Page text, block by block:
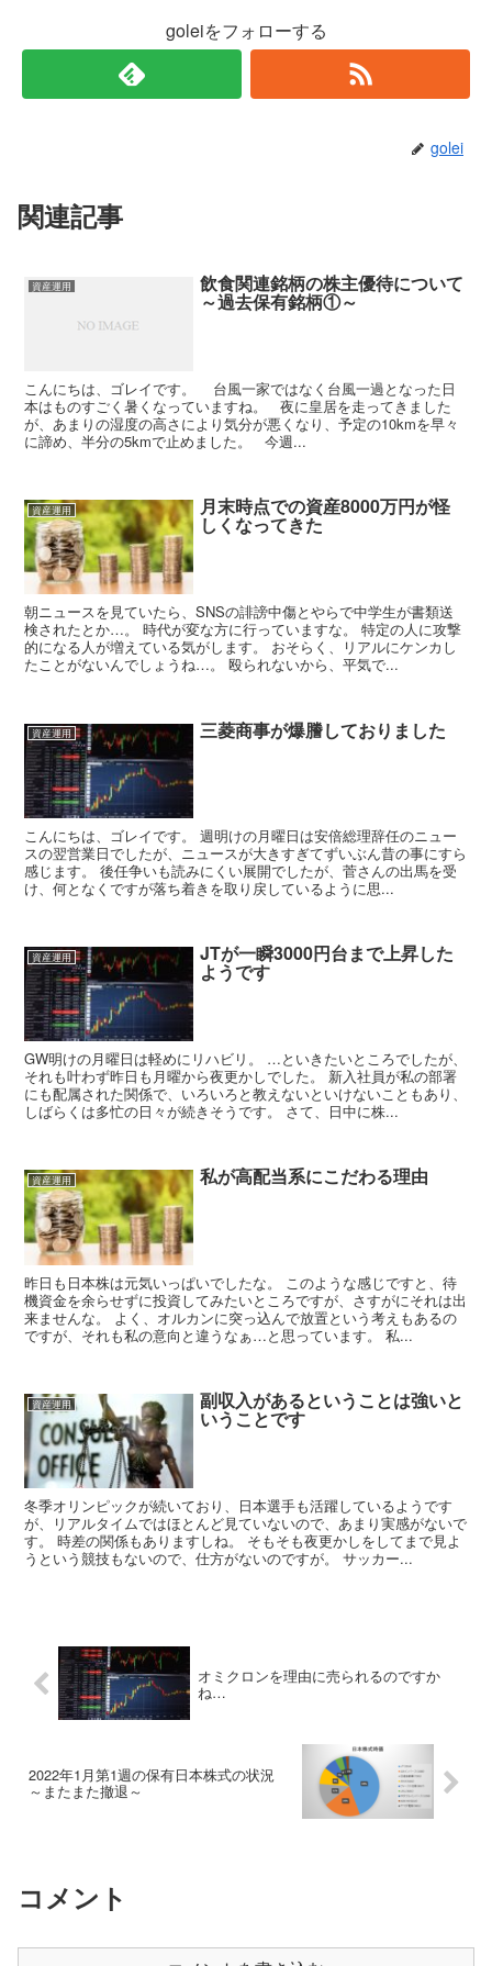
goleiをフォローする
golei
関連記事
資産運用 飲食関連銘柄の株主優待について
～過去保有銘柄①～
こんにちは、ゴレイです。 台風一家ではなく台風一過となった日
本はものすごく暑くなっていますね。 夜に皇居を走ってきました
が、あまりの湿度の高さにより気分が悪くなり、予定の10kmを早々
に諦め、半分の5kmで止めました。 今週...
資産運用 月末時点での資産8000万円が怪
しくなってきた
朝ニュースを見ていたら、SNSの誹謗中傷とやらで中学生が書類送
検されたとか…。 時代が変な方に行っていますな。 特定の人に攻撃
的になる人が増えている気がします。 おそらく、リアルにケンカし
たことがないんでしょうね…。 殴られないから、平気で...
資産運用 三菱商事が爆謄しておりました
こんにちは、ゴレイです。 週明けの月曜日は安倍総理辞任のニュー
スの翌営業日でしたが、ニュースが大きすぎてずいぶん昔の事にすら
感じます。 後任争いも読みにくい展開でしたが、菅さんの出馬を受
け、何となくですが落ち着きを取り戻しているように思...
資産運用 JTが一瞬3000円台まで上昇した
ようです
GW明けの月曜日は軽めにリハビリ。 …といきたいところでしたが、
それも叶わず昨日も月曜から夜更かしでした。 新入社員が私の部署
にも配属された関係で、いろいろと教えないといけないこともあり、
しばらくは多忙の日々が続きそうです。 さて、日中に株...
資産運用 私が高配当系にこだわる理由
昨日も日本株は元気いっぱいでしたな。 このような感じですと、待
機資金を余らせずに投資してみたいところですが、さすがにそれは出
来ませんな。 よく、オルカンに突っ込んで放置という考えもあるの
ですが、それも私の意向と違うなぁ…と思っています。 私...
資産運用 副収入があるということは強いと
いうことです
冬季オリンピックが続いており、日本選手も活躍しているようです
が、リアルタイムではほとんど見ていないので、あまり実感がないで
す。 時差の関係もありますしね。 そもそも夜更かしをしてまで見よ
うという競技もないので、仕方がないのですが。 サッカー...
オミクロンを理由に売られるのですか
ね…
2022年1月第1週の保有日本株式の状況
～またまた撤退～
コメント